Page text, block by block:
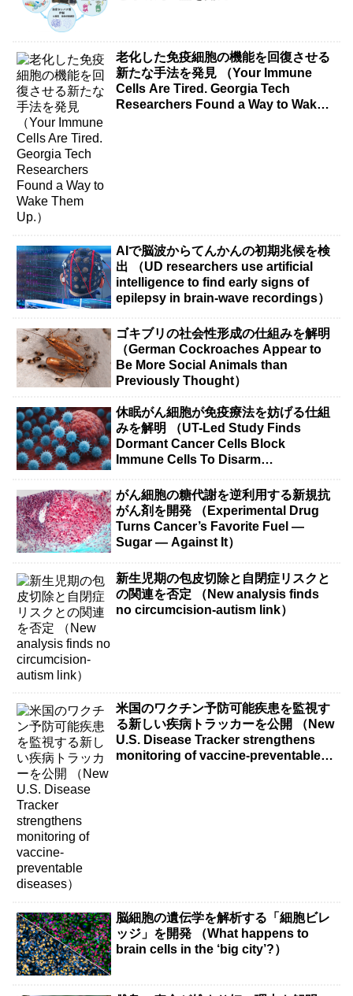
老化した免疫細胞の機能を回復させる
新たな手法を発見 （Your Immune
Cells Are Tired. Georgia Tech
Researchers Found a Way to Wake
AIで脳波からてんかんの初期兆候を検
出 （UD researchers use artificial
intelligence to find early signs of
epilepsy in brain-wave recordings）
ゴキブリの社会性形成の仕組みを解明
（German Cockroaches Appear to
Be More Social Animals than
Previously Thought）
休眠がん細胞が免疫療法を妨げる仕組
みを解明 （UT-Led Study Finds
Dormant Cancer Cells Block
Immune Cells To Disarm
がん細胞の糖代謝を逆利用する新規抗
がん剤を開発 （Experimental Drug
Turns Cancer’s Favorite Fuel —
Sugar — Against It）
新生児期の包皮切除と自閉症リスクと
の関連を否定 （New analysis finds
no circumcision-autism link）
米国のワクチン予防可能疾患を監視す
る新しい疾病トラッカーを公開 （New
U.S. Disease Tracker strengthens
monitoring of vaccine-preventable
脳細胞の遺伝学を解析する「細胞ビレ
ッジ」を開発 （What happens to
brain cells in the ‘big city’?）